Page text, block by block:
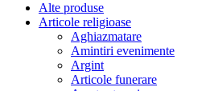
Alte produse
Articole religioase
Aghiazmatare
Amintiri evenimente
Argint
Articole funerare